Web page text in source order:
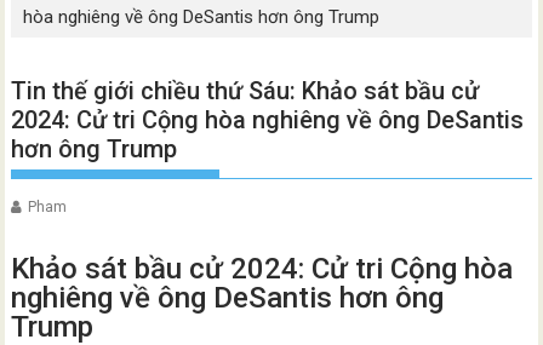
hòa nghiêng về ông DeSantis hơn ông Trump
Tin thế giới chiều thứ Sáu: Khảo sát bầu cử
2024: Cử tri Cộng hòa nghiêng về ông DeSantis
hơn ông Trump
Pham
Khảo sát bầu cử 2024: Cử tri Cộng hòa
nghiêng về ông DeSantis hơn ông
Trump